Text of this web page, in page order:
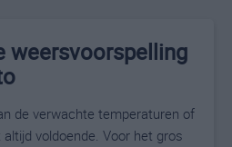
weersvoorspelling
de verwachte temperaturen of
voldoende. Voor het gros